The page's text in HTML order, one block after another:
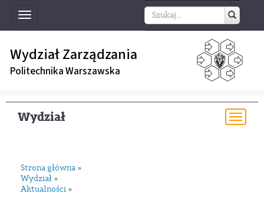
Toggle
navigation
Wydział Zarządzania
Politechnika Warszawska
Wydział
Strona główna »
Wydział »
Aktualności »